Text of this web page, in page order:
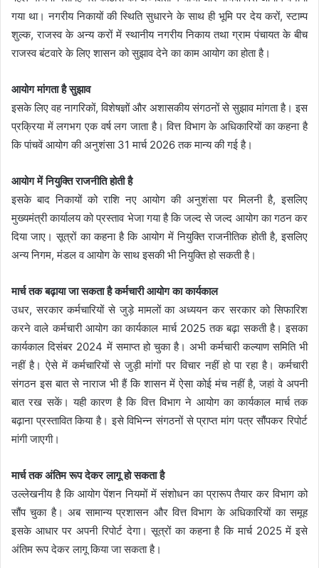
गया था। नगरीय निकायों की स्थिति सुधारने के साथ ही भूमि पर देय करों, स्टाम्प
शुल्क, राजस्व के अन्य करों में स्थानीय नगरीय निकाय तथा ग्राम पंचायत के बीच
राजस्व बंटवारे के लिए शासन को सुझाव देने का काम आयोग का होता है।
आयोग मांगता है सुझाव
इसके लिए वह नागरिकों, विशेषज्ञों और अशासकीय संगठनों से सुझाव मांगता है। इस
प्रक्रिया में लगभग एक वर्ष लग जाता है। वित्त विभाग के अधिकारियों का कहना है
कि पांचवें आयोग की अनुशंसा 31 मार्च 2026 तक मान्य की गई है।
आयोग में नियुक्ति राजनीति होती है
इसके बाद निकायों को राशि नए आयोग की अनुशंसा पर मिलनी है, इसलिए
मुख्यमंत्री कार्यालय को प्रस्ताव भेजा गया है कि जल्द से जल्द आयोग का गठन कर
दिया जाए। सूत्रों का कहना है कि आयोग में नियुक्ति राजनीतिक होती है, इसलिए
अन्य निगम, मंडल व आयोग के साथ इसकी भी नियुक्ति हो सकती है।
मार्च तक बढ़ाया जा सकता है कर्मचारी आयोग का कार्यकाल
उधर, सरकार कर्मचारियों से जुड़े मामलों का अध्ययन कर सरकार को सिफारिश
करने वाले कर्मचारी आयोग का कार्यकाल मार्च 2025 तक बढ़ा सकती है। इसका
कार्यकाल दिसंबर 2024 में समाप्त हो चुका है। अभी कर्मचारी कल्याण समिति भी
नहीं है। ऐसे में कर्मचारियों से जुड़ी मांगों पर विचार नहीं हो पा रहा है। कर्मचारी
संगठन इस बात से नाराज भी हैं कि शासन में ऐसा कोई मंच नहीं है, जहां वे अपनी
बात रख सकें। यही कारण है कि वित्त विभाग ने आयोग का कार्यकाल मार्च तक
बढ़ाना प्रस्तावित किया है। इसे विभिन्न संगठनों से प्राप्त मांग पत्र सौंपकर रिपोर्ट
मांगी जाएगी।
मार्च तक अंतिम रूप देकर लागू हो सकता है
उल्लेखनीय है कि आयोग पेंशन नियमों में संशोधन का प्रारूप तैयार कर विभाग को
सौंप चुका है। अब सामान्य प्रशासन और वित्त विभाग के अधिकारियों का समूह
इसके आधार पर अपनी रिपोर्ट देगा। सूत्रों का कहना है कि मार्च 2025 में इसे
अंतिम रूप देकर लागू किया जा सकता है।